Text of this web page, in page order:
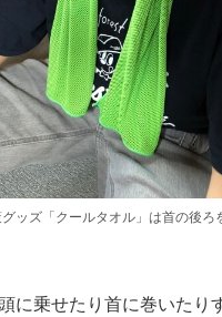
ッズ「クールタオル」は首の後ろ
に乗せたり首に巻いたり